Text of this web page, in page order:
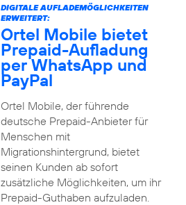
DIGITALE AUFLADEMÖGLICHKEITEN
ERWEITERT:
Ortel Mobile bietet
Prepaid-Aufladung
per WhatsApp und
PayPal
Ortel Mobile, der führende
deutsche Prepaid-Anbieter für
Menschen mit
Migrationshintergrund, bietet
seinen Kunden ab sofort
zusätzliche Möglichkeiten, um ihr
Prepaid-Guthaben aufzuladen.